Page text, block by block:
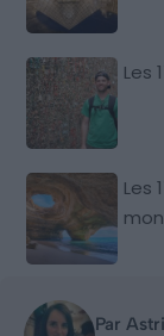
Les
Les
Par